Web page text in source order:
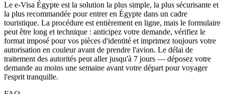
Le e-Visa Égypte est la solution la plus simple, la plus sécurisante et
la plus recommandée pour entrer en Égypte dans un cadre
touristique. La procédure est entièrement en ligne, mais le formulaire
peut être long et technique : anticipez votre demande, vérifiez le
format imposé pour vos pièces d'identité et imprimez toujours votre
autorisation en couleur avant de prendre l'avion. Le délai de
traitement des autorités peut aller jusqu'à 7 jours — déposez votre
demande au moins une semaine avant votre départ pour voyager
l'esprit tranquille.